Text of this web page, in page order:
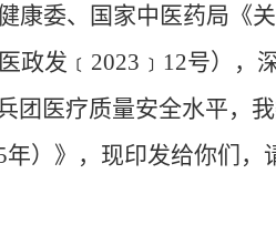
康委、国家中医药局《
政发﹝2023﹞12号），
团医疗质量安全水平，
）》，现印发给你们，